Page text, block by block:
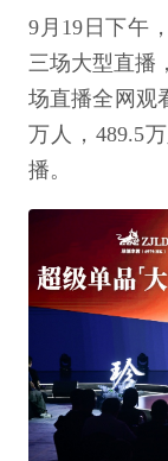
9月19日下午
三场大型直播
场直播全网观
万人，489.5
播。